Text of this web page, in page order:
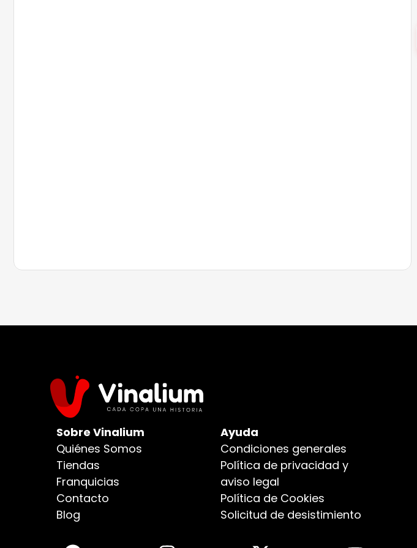
Sobre Vinalium
Quiénes Somos
Tiendas
Franquicias
Contacto
Blog
Ayuda
Condiciones generales
Política de privacidad y
aviso legal
Política de Cookies
Solicitud de desistimiento